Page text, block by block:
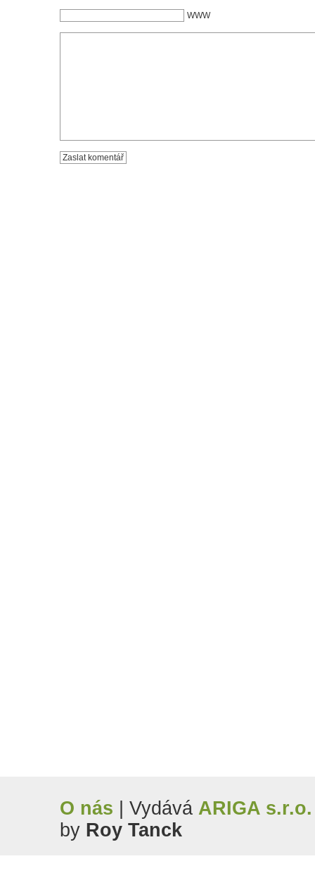
WWW
O nás | Vydává ARIGA s.r.o.
by Roy Tanck